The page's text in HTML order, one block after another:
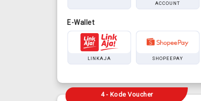
ACCOUNT
E-Wallet
LINKAJA SHOPEEPAY
4 - Kode Voucher